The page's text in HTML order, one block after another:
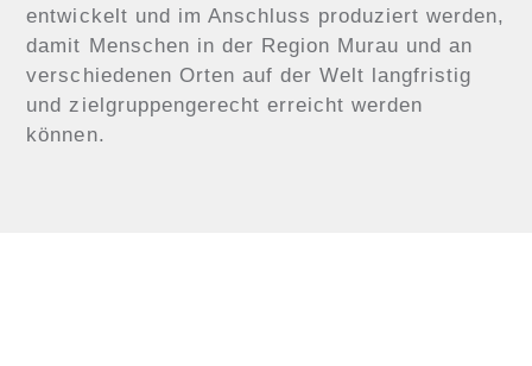
entwickelt und im Anschluss produziert werden,
damit Menschen in der Region Murau und an
verschiedenen Orten auf der Welt langfristig
und zielgruppengerecht erreicht werden
können.